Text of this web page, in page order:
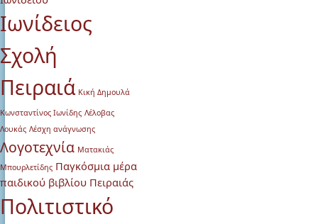
Ιωνίδειος
Σχολή
Πειραιά Κική Δημουλά
Κωνσταντίνος Ιωνίδης Λέλοβας
Λουκάς Λέσχη ανάγνωσης
Λογοτεχνία Ματακιάς
Μπουρλετίδης Παγκόσμια μέρα
παιδικού βιβλίου Πειραιάς
Πολιτιστικό